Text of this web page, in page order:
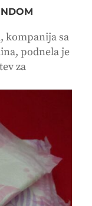
kompanija sa
podnela je
za